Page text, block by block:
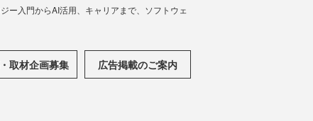
ー入門からAI活用、キャリアまで、ソフトウェ
取材企画募集 広告掲載のご案内